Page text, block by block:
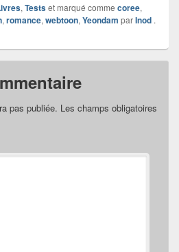
, Testset marqué comme coree,
, romance, webtoon, Yeondam parInod .
pas publiée. Les champs obligatoires